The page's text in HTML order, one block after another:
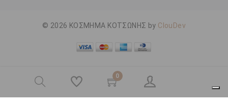
0
© 2026 ΚΟΣΜΗΜΑ ΚΟΤΣΩΝΗΣ by ClouDev